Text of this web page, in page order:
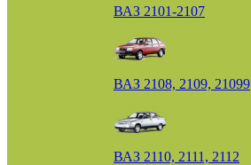
ВАЗ 2101-2107
ВАЗ 2108, 2109, 21099
ВАЗ 2110, 2111, 2112